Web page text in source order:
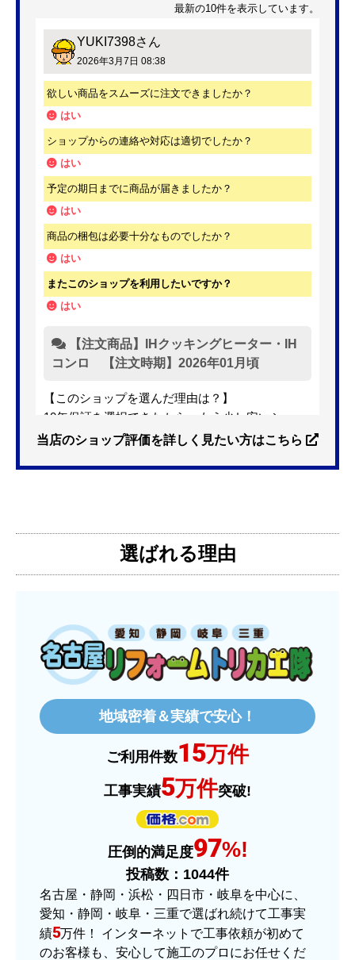
最新の10件を表示しています。
YUKI7398さん
2026年3月7日 08:38
欲しい商品をスムーズに注文できましたか？
はい
ショップからの連絡や対応は適切でしたか？
はい
予定の期日までに商品が届きましたか？
はい
商品の梱包は必要十分なものでしたか？
はい
またこのショップを利用したいですか？
はい
【注文商品】IHクッキングヒーター・IH
コンロ 【注文時期】2026年01月頃
【このショップを選んだ理由は？】
10年保証を選択できたから。もう少し安いショッ
プも有ったが、5年保証しかなかった。
【その他感想・コメント】
ものおきものおきさん
2025年12月26日 18:45
欲しい商品をスムーズに注文できましたか？
はい
ショップからの連絡や対応は適切でしたか？
商品の梱包は必要十分なものでしたか？
またこのショップを利用したいですか？
はい
【注文商品】ヒーター・ストーブ 【注
文時期】2025年11月頃（モバイルから）
当店のショップ評価を詳しく見たい方はこちら
選ばれる理由
地域密着＆実績で安心！
ご利用件数15万件
工事実績5万件突破!
圧倒的満足度97%!
投稿数： 1044件
名古屋・静岡・浜松・四日市・岐阜を中心に、
愛知・静岡・岐阜・三重で選ばれ続けて工事実
績5万件！ インターネットで工事依頼が初めて
のお客様も、安心して施工のプロにお任せくだ